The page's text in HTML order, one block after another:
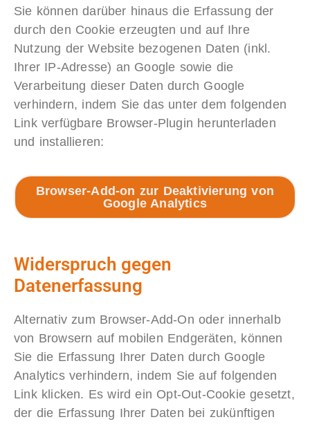
Sie können darüber hinaus die Erfassung der
durch den Cookie erzeugten und auf Ihre
Nutzung der Website bezogenen Daten (inkl.
Ihrer IP-Adresse) an Google sowie die
Verarbeitung dieser Daten durch Google
verhindern, indem Sie das unter dem folgenden
Link verfügbare Browser-Plugin herunterladen
und installieren:
Browser-Add-on zur Deaktivierung von
Google Analytics
Widerspruch gegen
Datenerfassung
Alternativ zum Browser-Add-On oder innerhalb
von Browsern auf mobilen Endgeräten, können
Sie die Erfassung Ihrer Daten durch Google
Analytics verhindern, indem Sie auf folgenden
Link klicken. Es wird ein Opt-Out-Cookie gesetzt,
der die Erfassung Ihrer Daten bei zukünftigen